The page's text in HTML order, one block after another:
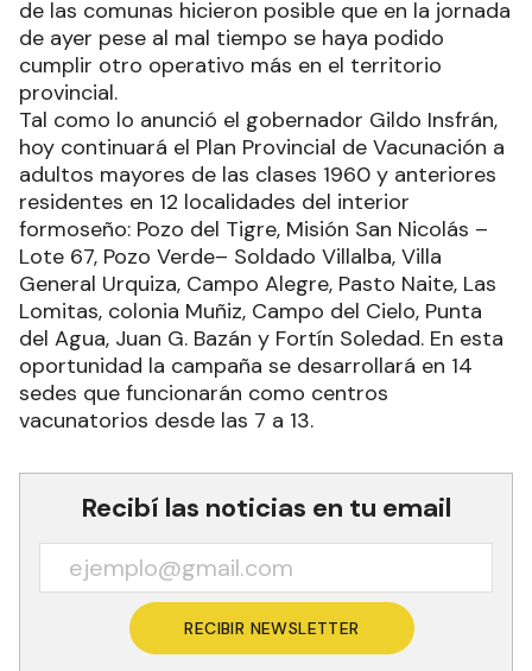
de las comunas hicieron posible que en la jornada
de ayer pese al mal tiempo se haya podido
cumplir otro operativo más en el territorio
provincial.
Tal como lo anunció el gobernador Gildo Insfrán,
hoy continuará el Plan Provincial de Vacunación a
adultos mayores de las clases 1960 y anteriores
residentes en 12 localidades del interior
formoseño: Pozo del Tigre, Misión San Nicolás –
Lote 67, Pozo Verde– Soldado Villalba, Villa
General Urquiza, Campo Alegre, Pasto Naite, Las
Lomitas, colonia Muñiz, Campo del Cielo, Punta
del Agua, Juan G. Bazán y Fortín Soledad. En esta
oportunidad la campaña se desarrollará en 14
sedes que funcionarán como centros
vacunatorios desde las 7 a 13.
Recibí las noticias en tu email
RECIBIR NEWSLETTER